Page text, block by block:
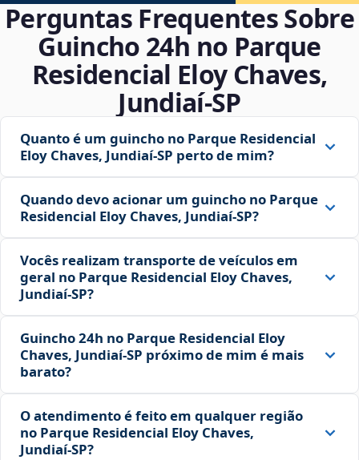
Perguntas Frequentes Sobre
Guincho 24h no Parque
Residencial Eloy Chaves,
Jundiaí‑SP
Quanto é um guincho no Parque Residencial
Eloy Chaves, Jundiaí‑SP perto de mim?
Quando devo acionar um guincho no Parque
Residencial Eloy Chaves, Jundiaí‑SP?
Vocês realizam transporte de veículos em
geral no Parque Residencial Eloy Chaves,
Jundiaí‑SP?
Guincho 24h no Parque Residencial Eloy
Chaves, Jundiaí‑SP próximo de mim é mais
barato?
O atendimento é feito em qualquer região
no Parque Residencial Eloy Chaves,
Jundiaí‑SP?